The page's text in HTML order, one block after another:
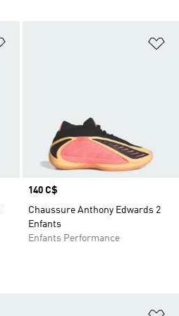
Ajouter à la Liste de produits
Prix
140 C$
Chaussure Anthony Edwards 2
Enfants
Enfants Performance